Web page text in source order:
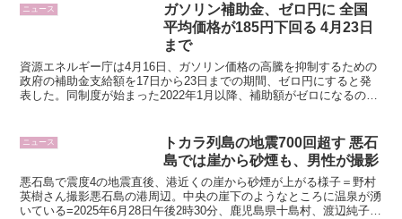
ニュース
ガソリン補助金、ゼロ円に 全国
平均価格が185円下回る 4月23日
まで
資源エネルギー庁は4月16日、ガソリン価格の高騰を抑制するための
政府の補助金支給額を17日から23日までの期間、ゼロ円にすると発
表した。同制度が始まった2022年1月以降、補助額がゼロになるのは
ニュース
トカラ列島の地震700回超す 悪石
島では崖から砂煙も、男性が撮影
悪石島で震度4の地震直後、港近くの崖から砂煙が上がる様子＝野村
英樹さん撮影悪石島の港周辺。中央の崖下のようなところに温泉が湧
いている=2025年6月28日午後2時30分、鹿児島県十島村、渡辺純子撮